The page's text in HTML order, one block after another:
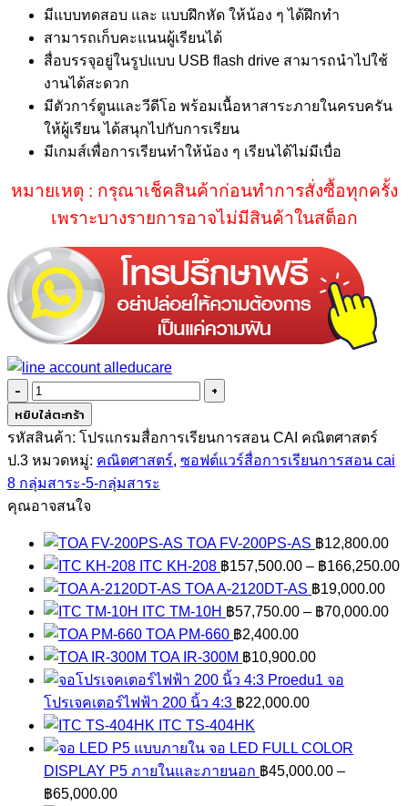
มีแบบทดสอบ และ แบบฝึกหัด ให้น้อง ๆ ได้ฝึกทำ
สามารถเก็บคะแนนผู้เรียนได้
สื่อบรรจุอยู่ในรูปแบบ USB flash drive สามารถนำไปใช้
งานได้สะดวก
มีตัวการ์ตูนและวีดีโอ พร้อมเนื้อหาสาระภายในครบครัน
ให้ผู้เรียน ได้สนุกไปกับการเรียน
มีเกมส์เพื่อการเรียนทำให้น้อง ๆ เรียนได้ไม่มีเบื่อ
หมายเหตุ : กรุณาเช็คสินค้าก่อนทำการสั่งซื้อทุกครั้ง
เพราะบางรายการอาจไม่มีสินค้าในสต็อก
จำนวน
ซอฟต์แวร์
สื่อ
การ
เรียน
การ
CAI
คณิตศาสตร์
ป3
ชิ้น
หยิบใส่ตะกร้า
รหัสสินค้า: โปรแกรมสื่อการเรียนการสอน CAI คณิตศาสตร์
ป.3 หมวดหมู่: คณิตศาสตร์, ซอฟต์แวร์สื่อการเรียนการสอน cai
8 กลุ่มสาระ-5-กลุ่มสาระ
คุณอาจสนใจ
TOA FV-200PS-AS ฿12,800.00
ITC KH-208 ฿157,500.00 – ฿166,250.00
TOA A-2120DT-AS ฿19,000.00
ITC TM-10H ฿57,750.00 – ฿70,000.00
TOA PM-660 ฿2,400.00
TOA IR-300M ฿10,900.00
จอ
โปรเจคเตอร์ไฟฟ้า 200 นิ้ว 4:3 ฿22,000.00
ITC TS-404HK
จอ LED FULL COLOR
DISPLAY P5 ภายในและภายนอก ฿45,000.00 –
฿65,000.00Price